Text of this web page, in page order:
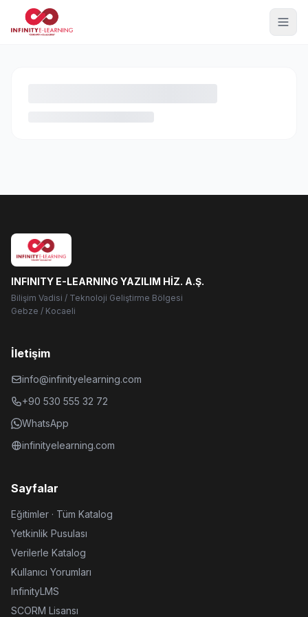
INFINITY E-LEARNING YAZILIM HİZ. A.Ş.
Bilişim Vadisi / Teknoloji Geliştirme Bölgesi
Gebze / Kocaeli
İletişim
info@infinityelearning.com
+90 530 555 32 72
WhatsApp
infinityelearning.com
Sayfalar
Eğitimler · Tüm Katalog
Yetkinlik Pusulası
Verilerle Katalog
Kullanıcı Yorumları
InfinityLMS
SCORM Lisansı